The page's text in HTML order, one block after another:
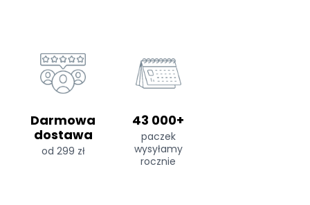
Darmowa
dostawa
od 299 zł
43 000+
paczek
wysyłamy
rocznie